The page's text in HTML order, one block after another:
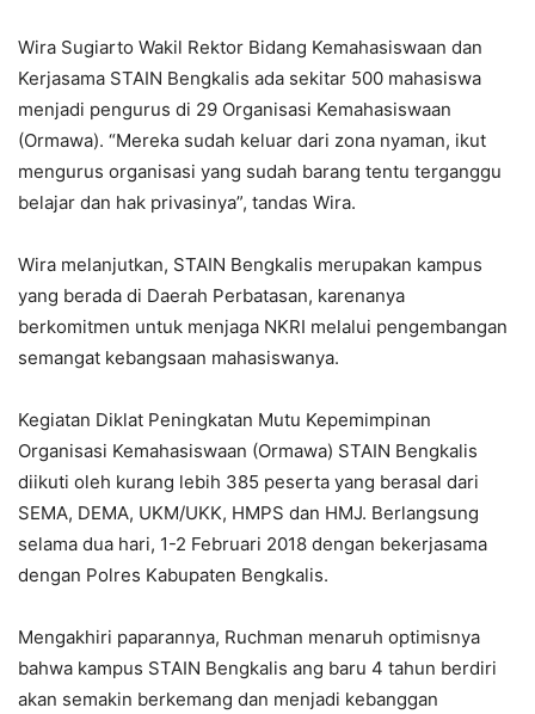
Wira Sugiarto Wakil Rektor Bidang Kemahasiswaan dan
Kerjasama STAIN Bengkalis ada sekitar 500 mahasiswa
menjadi pengurus di 29 Organisasi Kemahasiswaan
(Ormawa). “Mereka sudah keluar dari zona nyaman, ikut
mengurus organisasi yang sudah barang tentu terganggu
belajar dan hak privasinya”, tandas Wira.
Wira melanjutkan, STAIN Bengkalis merupakan kampus
yang berada di Daerah Perbatasan, karenanya
berkomitmen untuk menjaga NKRI melalui pengembangan
semangat kebangsaan mahasiswanya.
Kegiatan Diklat Peningkatan Mutu Kepemimpinan
Organisasi Kemahasiswaan (Ormawa) STAIN Bengkalis
diikuti oleh kurang lebih 385 peserta yang berasal dari
SEMA, DEMA, UKM/UKK, HMPS dan HMJ. Berlangsung
selama dua hari, 1-2 Februari 2018 dengan bekerjasama
dengan Polres Kabupaten Bengkalis.
Mengakhiri paparannya, Ruchman menaruh optimisnya
bahwa kampus STAIN Bengkalis ang baru 4 tahun berdiri
akan semakin berkemang dan menjadi kebanggan